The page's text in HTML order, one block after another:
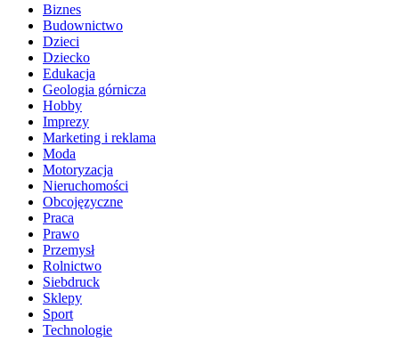
Biznes
Budownictwo
Dzieci
Dziecko
Edukacja
Geologia górnicza
Hobby
Imprezy
Marketing i reklama
Moda
Motoryzacja
Nieruchomości
Obcojęzyczne
Praca
Prawo
Przemysł
Rolnictwo
Siebdruck
Sklepy
Sport
Technologie